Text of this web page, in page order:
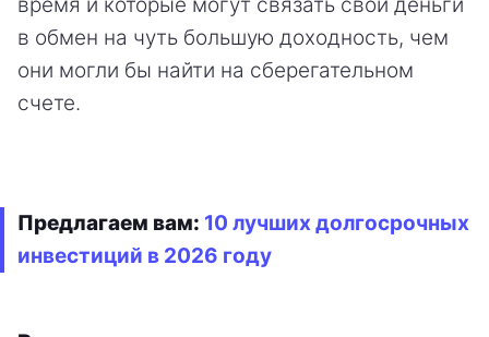
в обмен на чуть большую доходность, чем
они могли бы найти на сберегательном
счете.
Предлагаем вам: 10 лучших долгосрочных
инвестиций в 2026 году